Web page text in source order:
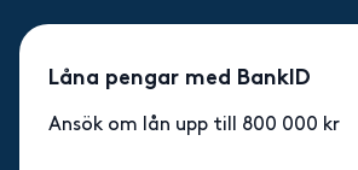
Låna pengar med BankID
Ansök om lån upp till 800 000 kr